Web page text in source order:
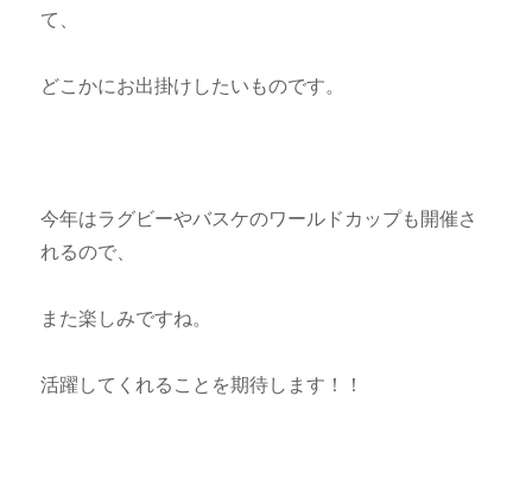
て、
どこかにお出掛けしたいものです。
今年はラグビーやバスケのワールドカップも開催さ
れるので、
また楽しみですね。
活躍してくれることを期待します！！